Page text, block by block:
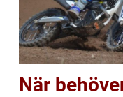
När